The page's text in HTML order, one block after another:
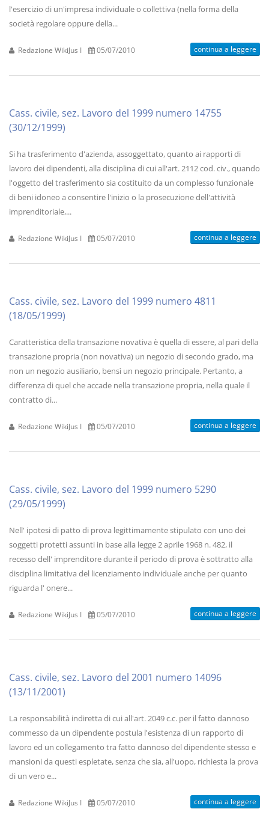
l'esercizio di un'impresa individuale o collettiva (nella forma della
società regolare oppure della...
Redazione WikiJus I 05/07/2010 continua a leggere
Cass. civile, sez. Lavoro del 1999 numero 14755
(30/12/1999)
Si ha trasferimento d'azienda, assoggettato, quanto ai rapporti di
lavoro dei dipendenti, alla disciplina di cui all'art. 2112 cod. civ., quando
l'oggetto del trasferimento sia costituito da un complesso funzionale
di beni idoneo a consentire l'inizio o la prosecuzione dell'attività
imprenditoriale,...
Redazione WikiJus I 05/07/2010 continua a leggere
Cass. civile, sez. Lavoro del 1999 numero 4811
(18/05/1999)
Caratteristica della transazione novativa è quella di essere, al pari della
transazione propria (non novativa) un negozio di secondo grado, ma
non un negozio ausiliario, bensì un negozio principale. Pertanto, a
differenza di quel che accade nella transazione propria, nella quale il
contratto di...
Redazione WikiJus I 05/07/2010 continua a leggere
Cass. civile, sez. Lavoro del 1999 numero 5290
(29/05/1999)
Nell' ipotesi di patto di prova legittimamente stipulato con uno dei
soggetti protetti assunti in base alla legge 2 aprile 1968 n. 482, il
recesso dell' imprenditore durante il periodo di prova è sottratto alla
disciplina limitativa del licenziamento individuale anche per quanto
riguarda l' onere...
Redazione WikiJus I 05/07/2010 continua a leggere
Cass. civile, sez. Lavoro del 2001 numero 14096
(13/11/2001)
La responsabilità indiretta di cui all'art. 2049 c.c. per il fatto dannoso
commesso da un dipendente postula l'esistenza di un rapporto di
lavoro ed un collegamento tra fatto dannoso del dipendente stesso e
mansioni da questi espletate, senza che sia, all'uopo, richiesta la prova
di un vero e...
Redazione WikiJus I 05/07/2010 continua a leggere